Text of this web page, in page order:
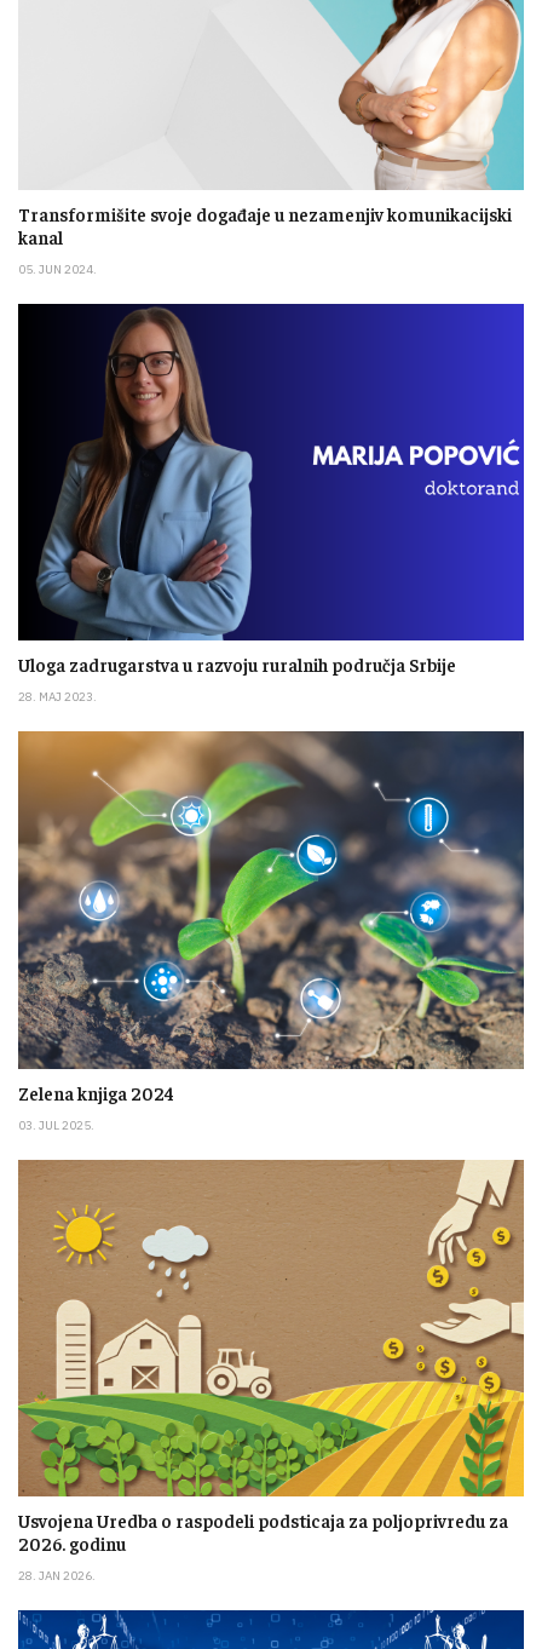
Transformišite svoje događaje u nezamenjiv komunikacijski
kanal
05. JUN 2024.
Uloga zadrugarstva u razvoju ruralnih područja Srbije
28. MAJ 2023.
Zelena knjiga 2024
03. JUL 2025.
Usvojena Uredba o raspodeli podsticaja za poljoprivredu za
2026. godinu
28. JAN 2026.